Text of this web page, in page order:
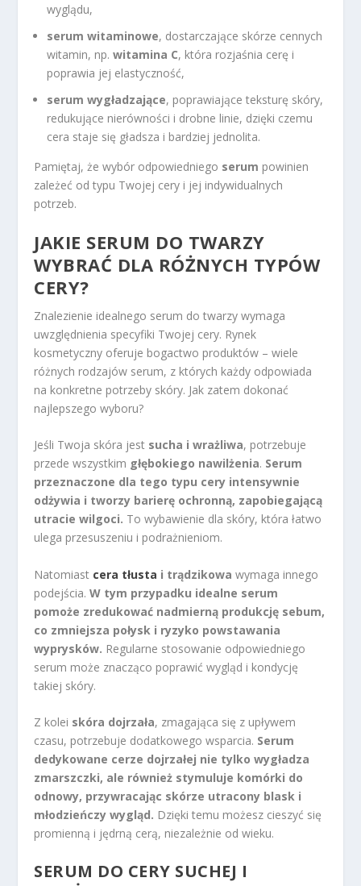
wyglądu,
serum witaminowe, dostarczające skórze cennych
witamin, np.witamina C, która rozjaśnia cerę i
poprawia jej elastyczność,
serum wygładzające, poprawiające teksturę skóry,
redukujące nierówności i drobne linie, dzięki czemu
cera staje się gładsza i bardziej jednolita.
Pamiętaj, że wybór odpowiedniego serum powinien
zależeć od typu Twojej cery i jej indywidualnych
potrzeb.
JAKIE SERUM DO TWARZY
WYBRAĆ DLA RÓŻNYCH TYPÓW
CERY?
Znalezienie idealnego serum do twarzy wymaga
uwzględnienia specyfiki Twojej cery. Rynek
kosmetyczny oferuje bogactwo produktów – wiele
różnych rodzajów serum, z których każdy odpowiada
na konkretne potrzeby skóry. Jak zatem dokonać
najlepszego wyboru?
Jeśli Twoja skóra jest sucha i wrażliwa, potrzebuje
przede wszystkim głębokiego nawilżenia. Serum
przeznaczone dla tego typu cery intensywnie
odżywia i tworzy barierę ochronną, zapobiegającą
utracie wilgoci. To wybawienie dla skóry, która łatwo
ulega przesuszeniu i podrażnieniom.
Natomiast cera tłusta i trądzikowa wymaga innego
podejścia.W tym przypadku idealne serum
pomoże zredukować nadmierną produkcję sebum,
co zmniejsza połysk i ryzyko powstawania
wyprysków. Regularne stosowanie odpowiedniego
serum może znacząco poprawić wygląd i kondycję
takiej skóry.
Z kolei skóra dojrzała, zmagająca się z upływem
czasu, potrzebuje dodatkowego wsparcia. Serum
dedykowane cerze dojrzałej nie tylko wygładza
zmarszczki, ale również stymuluje komórki do
odnowy, przywracając skórze utracony blask i
młodzieńczy wygląd. Dzięki temu możesz cieszyć się
promienną i jędrną cerą, niezależnie od wieku.
SERUM DO CERY SUCHEJ I